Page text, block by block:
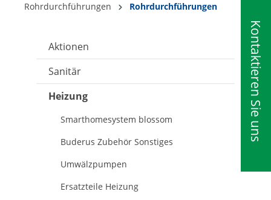
Kontaktieren Sie uns
Rohrdurchführungen
Rohrdurchführungen
Aktionen
Sanitär
Heizung
Smarthomesystem blossom
Buderus Zubehör Sonstiges
Umwälzpumpen
Ersatzteile Heizung